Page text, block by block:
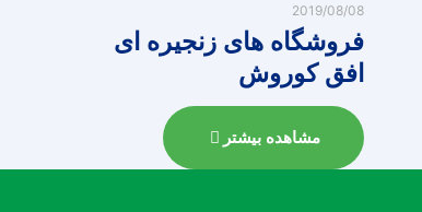
2019/08/08
فروشگاه های زنجیره ای
افق کوروش
مشاهده بیشتر